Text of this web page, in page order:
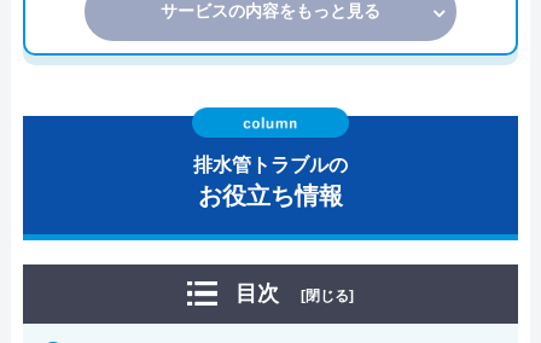
サービスの内容をもっと見る
排水管トラブルの
お役立ち情報
目次 [閉じる]